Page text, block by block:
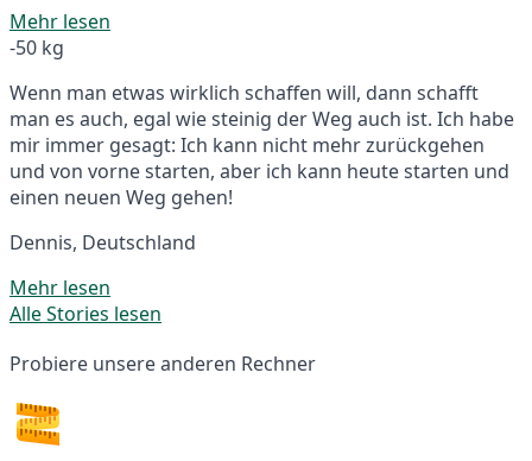
Mehr lesen
-50 kg
Wenn man etwas wirklich schaffen will, dann schafft
man es auch, egal wie steinig der Weg auch ist. Ich habe
mir immer gesagt: Ich kann nicht mehr zurückgehen
und von vorne starten, aber ich kann heute starten und
einen neuen Weg gehen!
Dennis, Deutschland
Mehr lesen
Alle Stories lesen
Probiere unsere anderen Rechner